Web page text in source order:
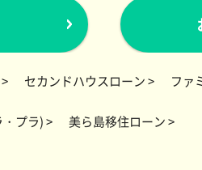
セカンドハウスローン > ファ
プラ) > 美ら島移住ローン >